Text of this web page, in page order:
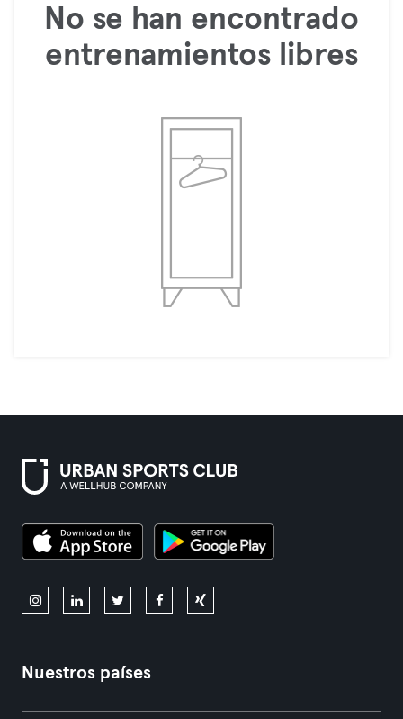
No se han encontrado
entrenamientos libres
Nuestros países